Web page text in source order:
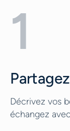
1
Décrivez vos
échangez